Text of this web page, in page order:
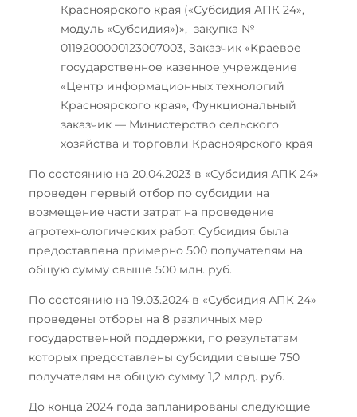
Красноярского края («Субсидия АПК 24»,
модуль «Субсидия»)», закупка №
0119200000123007003, Заказчик «Краевое
государственное казенное учреждение
«Центр информационных технологий
Красноярского края», Функциональный
заказчик — Министерство сельского
хозяйства и торговли Красноярского края
По состоянию на 20.04.2023 в «Субсидия АПК 24»
проведен первый отбор по субсидии на
возмещение части затрат на проведение
агротехнологических работ. Субсидия была
предоставлена примерно 500 получателям на
общую сумму свыше 500 млн. руб.
По состоянию на 19.03.2024 в «Субсидия АПК 24»
проведены отборы на 8 различных мер
государственной поддержки, по результатам
которых предоставлены субсидии свыше 750
получателям на общую сумму 1,2 млрд. руб.
До конца 2024 года запланированы следующие